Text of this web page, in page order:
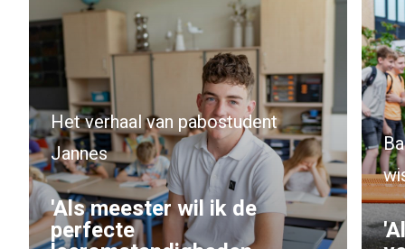
Het verhaal van pabostudent
Jannes
'Als meester wil ik de
perfecte